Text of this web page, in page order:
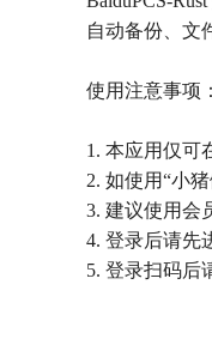
自动备份、文
使用注意事项：
1. 本应用仅可
2. 如使用“小
3. 建议使用会
4. 登录后请先
5. 登录扫码后